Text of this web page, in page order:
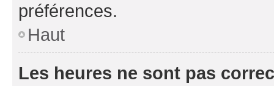
préférences.
Haut
Les heures ne sont pas